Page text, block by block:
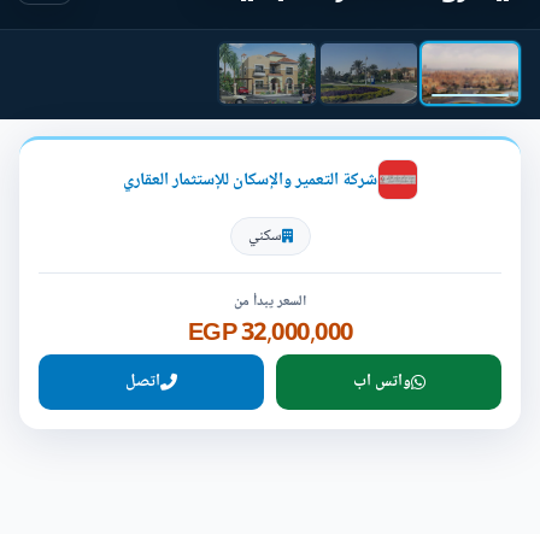
شركة التعمير والإسكان للإستثمار العقاري
سكني
السعر يبدأ من
32,000,000 EGP
واتس اب اتصل